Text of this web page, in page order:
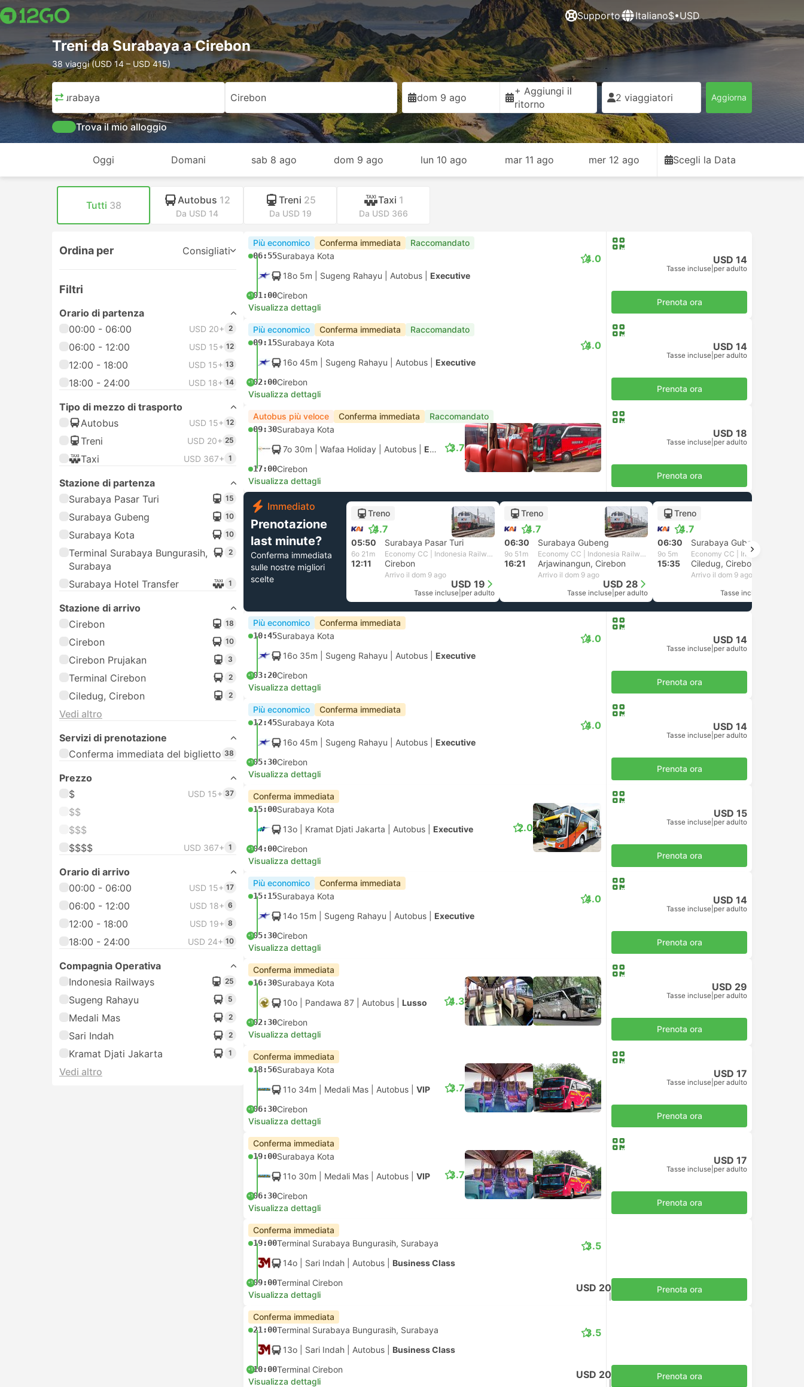
Supporto Italiano$•USD
Treni da Surabaya a Cirebon
38 viaggi (USD 14 – USD 415)
Surabaya Cirebon dom 9 ago
+ Aggiungi il
ritorno
2 viaggiatori Aggiorna
Trova il mio alloggio
Oggi Domani sab 8 ago dom 9 ago lun 10 ago mar 11 ago mer 12 ago Scegli la Data
Tutti 38 Autobus 12
Da USD 14
Treni 25
Da USD 19
Taxi 1
Da USD 366
Ordina per Consigliati
Filtri
Orario di partenza
00:00 - 06:00
USD 20+ 2
06:00 - 12:00 USD 15+ 12
12:00 - 18:00 USD 15+ 13
18:00 - 24:00 USD 18+ 14
Tipo di mezzo di trasporto
Autobus
USD 15+ 12
Treni USD 20+ 25
Taxi USD 367+ 1
Stazione di partenza
Surabaya Pasar Turi
15
Surabaya Gubeng 10
Surabaya Kota 10
Terminal Surabaya Bungurasih,
Surabaya
2
Surabaya Hotel Transfer 1
Stazione di arrivo
Cirebon
18
Cirebon 10
Cirebon Prujakan 3
Terminal Cirebon 2
Ciledug, Cirebon 2
Vedi altro
Servizi di prenotazione
Conferma immediata del biglietto 38
Prezzo
$
USD 15+ 37
$$
$$$
$$$$
USD 367+ 1
Orario di arrivo
00:00 - 06:00
USD 15+ 17
06:00 - 12:00 USD 18+ 6
12:00 - 18:00 USD 19+ 8
18:00 - 24:00 USD 24+ 10
Compagnia Operativa
Indonesia Railways
25
Sugeng Rahayu 5
Medali Mas 2
Sari Indah 2
Kramat Djati Jakarta 1
Vedi altro
Più economico Conferma immediata Raccomandato
06:55Surabaya Kota
18o 5m | Sugeng Rahayu Autobus Executive
+101:00Cirebon
4.0
Visualizza dettagli
USD 14
Tasse incluse per adulto
Prenota ora
Più economico Conferma immediata Raccomandato
09:15Surabaya Kota
16o 45m | Sugeng Rahayu Autobus Executive
+102:00Cirebon
4.0
Visualizza dettagli
USD 14
Tasse incluse per adulto
Prenota ora
Autobus più veloce Conferma immediata Raccomandato
09:30Surabaya Kota
7o 30m | Wafaa Holiday Autobus Executive
17:00Cirebon
3.7
Visualizza dettagli
USD 18
Tasse incluse per adulto
Prenota ora
Immediato
Prenotazione
last minute?
Conferma immediata
sulle nostre migliori
scelte
Treno
4.7
05:50 Surabaya Pasar Turi
6o 21m Economy CC | Indonesia Railways
12:11 Cirebon
Arrivo il dom 9 ago
USD 19
Tasse incluse per adulto
Treno
4.7
06:30 Surabaya Gubeng
9o 51m Economy CC | Indonesia Railways
16:21 Arjawinangun, Cirebon
Arrivo il dom 9 ago
USD 28
Tasse incluse per adulto
Treno
4.7
06:30 Surabaya Gubeng
9o 5m
15:35 Ciledug, Cirebon
Arrivo il dom 9 ago
Tasse incluse
Più economico Conferma immediata
10:45Surabaya Kota
16o 35m | Sugeng Rahayu Autobus Executive
+103:20Cirebon
4.0
Visualizza dettagli
USD 14
Tasse incluse per adulto
Prenota ora
Più economico Conferma immediata
12:45Surabaya Kota
16o 45m | Sugeng Rahayu Autobus Executive
+105:30Cirebon
4.0
Visualizza dettagli
USD 14
Tasse incluse per adulto
Prenota ora
Conferma immediata
15:00Surabaya Kota
13o | Kramat Djati Jakarta Autobus Executive
+104:00Cirebon
2.0
Visualizza dettagli
USD 15
Tasse incluse per adulto
Prenota ora
Più economico Conferma immediata
15:15Surabaya Kota
14o 15m | Sugeng Rahayu Autobus Executive
+105:30Cirebon
4.0
Visualizza dettagli
USD 14
Tasse incluse per adulto
Prenota ora
Conferma immediata
16:30Surabaya Kota
10o | Pandawa 87 Autobus Lusso
+102:30Cirebon
4.3
Visualizza dettagli
USD 29
Tasse incluse per adulto
Prenota ora
Conferma immediata
18:56Surabaya Kota
11o 34m | Medali Mas Autobus VIP
+106:30Cirebon
3.7
Visualizza dettagli
USD 17
Tasse incluse per adulto
Prenota ora
Conferma immediata
19:00Surabaya Kota
11o 30m | Medali Mas Autobus VIP
+106:30Cirebon
3.7
Visualizza dettagli
USD 17
Tasse incluse per adulto
Prenota ora
Conferma immediata
19:00Terminal Surabaya Bungurasih, Surabaya
14o | Sari Indah Autobus Business Class
+109:00Terminal Cirebon
3.5
Visualizza dettagli
USD 20 Prenota ora
Conferma immediata
21:00Terminal Surabaya Bungurasih, Surabaya
13o | Sari Indah Autobus Business Class
+110:00Terminal Cirebon
3.5
Visualizza dettagli
USD 20 Prenota ora